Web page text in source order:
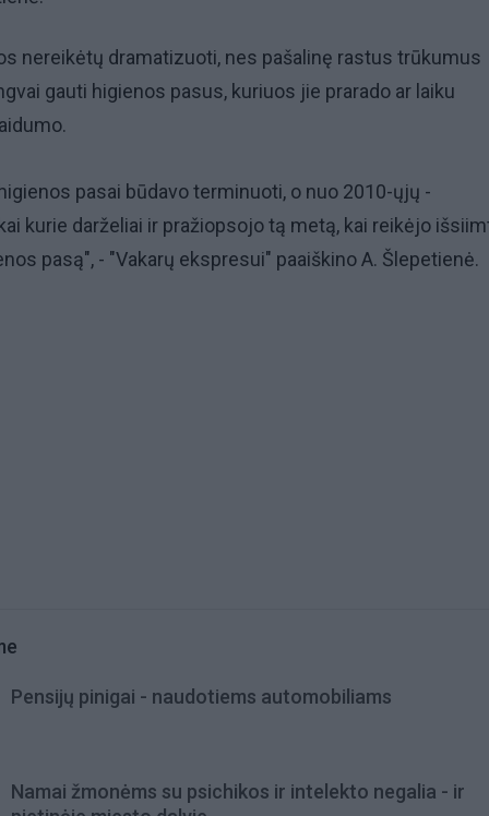
nereikėtų dramatizuoti, nes pašalinę rastus trūkumus
gauti higienos pasus, kuriuos jie prarado ar laiku
pasai būdavo terminuoti, o nuo 2010-ųjų -
kurie darželiai ir pražiopsojo tą metą, kai reikėjo
pasą", - "Vakarų ekspresui" paaiškino A. Šlepetienė.
Pensijų pinigai - naudotiems automobiliams
Namai žmonėms su psichikos ir intelekto negalia - ir